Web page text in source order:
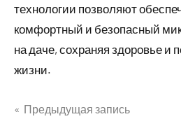
технологии позволяют
комфортный и безопасный
на даче, сохраняя здоровье и
жизни.
Предыдущая запись